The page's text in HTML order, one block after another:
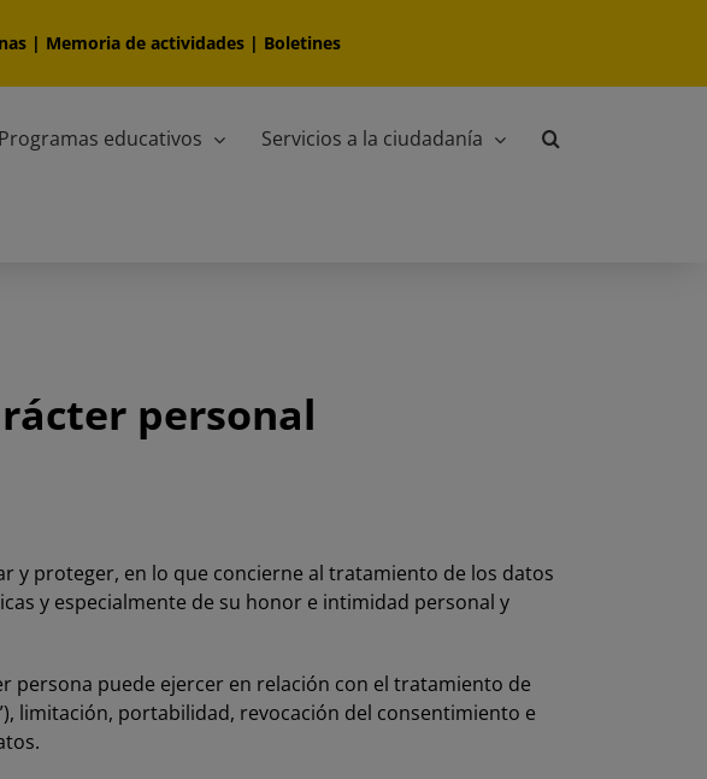
| Memoria de actividades| Boletines
Programas educativos Servicios a la ciudadanía
personal
y proteger, en lo que concierne al tratamiento de los datos
y especialmente de su honor e intimidad personal y
persona puede ejercer en relación con el tratamiento de
limitación, portabilidad, revocación del consentimiento e